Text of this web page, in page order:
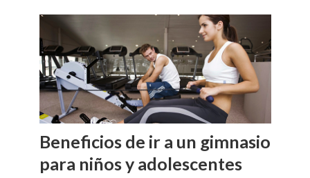
Beneficios de ir a un gimnasio
para niños y adolescentes